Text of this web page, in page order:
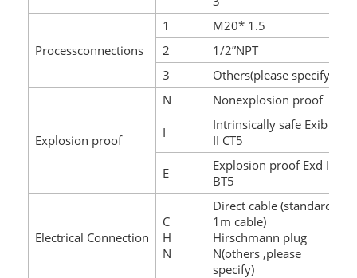
Processconnections
1
M20* 1.5
2
1/2”NPT
3
Others(please specify )
Explosion proof
N Nonexplosion proof
I
Intrinsically safe Exib
II CT5
E
Explosion proof Exd II
BT5
Electrical Connection
C
H
N
Direct cable (standard
1m cable)
Hirschmann plug
N(others ,please
specify)